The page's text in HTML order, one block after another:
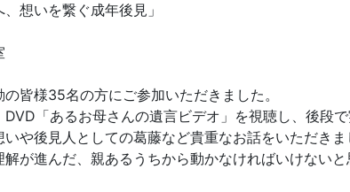
想いを繋ぐ成年後見」
皆様35名の方にご参加いただきました。
「あるお母さんの遺言ビデオ」を視聴し、後段
や後見人としての葛藤など貴重なお話をいただきま
が進んだ、親あるうちから動かなければいけない